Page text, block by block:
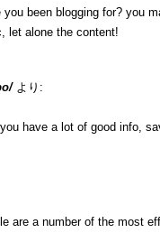
been blogging for? you
let alone the content!
より:
have a lot of good info,
are a number of the most